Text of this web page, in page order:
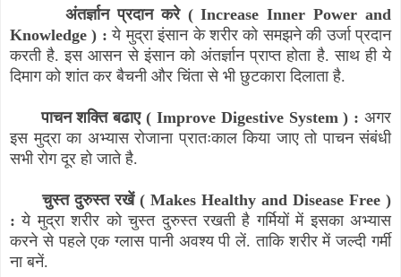
अंतर्ज्ञान प्रदान करे ( Increase Inner Power and
Knowledge ) : ये मुद्रा इंसान के शरीर को समझने की उर्जा प्रदान
करती है. इस आसन से इंसान को अंतर्ज्ञान प्राप्त होता है. साथ ही ये
दिमाग को शांत कर बैचनी और चिंता से भी छुटकारा दिलाता है.
पाचन शक्ति बढाए ( Improve Digestive System ) : अगर
इस मुद्रा का अभ्यास रोजाना प्रातःकाल किया जाए तो पाचन संबंधी
सभी रोग दूर हो जाते है.
चुस्त दुरुस्त रखें ( Makes Healthy and Disease Free )
: ये मुद्रा शरीर को चुस्त दुरुस्त रखती है गर्मियों में इसका अभ्यास
करने से पहले एक ग्लास पानी अवश्य पी लें. ताकि शरीर में जल्दी गर्मी
ना बनें.